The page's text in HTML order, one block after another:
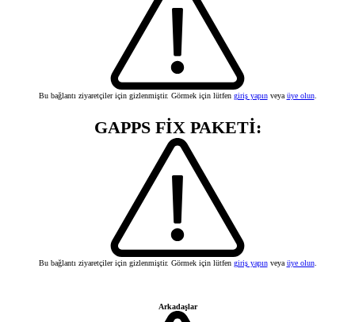
Bu bağlantı ziyaretçiler için gizlenmiştir. Görmek için lütfen giriş yapınveya üye olun.
GAPPS FİX PAKETİ:
Bu bağlantı ziyaretçiler için gizlenmiştir. Görmek için lütfen giriş yapınveya üye olun.
Arkadaşlar